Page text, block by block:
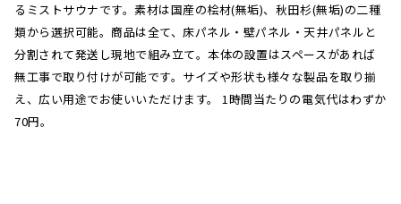
るミストサウナです。素材は国産の桧材(無垢)、秋田杉(無垢)の二種
類から選択可能。商品は全て、床パネル・壁パネル・天井パネルと
分割されて発送し現地で組み立て。本体の設置はスペースがあれば
無工事で取り付けが可能です。サイズや形状も様々な製品を取り揃
え、広い用途でお使いいただけます。 1時間当たりの電気代はわずか
70円。